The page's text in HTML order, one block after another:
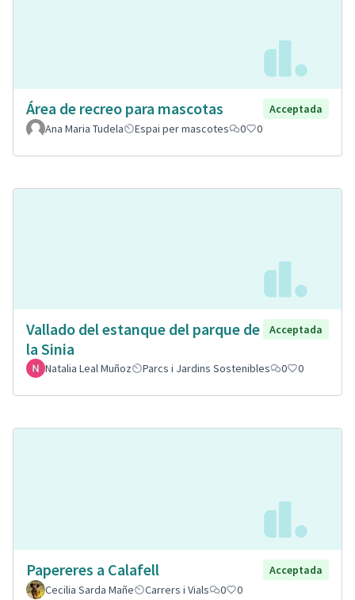
Área de recreo para mascotas
Acceptada
Ana Maria Tudela
Espai per mascotes 0 0
Vallado del estanque del parque de
la Sinia
Acceptada
Natalia Leal Muñoz Parcs i Jardins Sostenibles 0 0
Papereres a Calafell
Acceptada
Cecilia Sarda Mañe
Carrers i Vials 0 0